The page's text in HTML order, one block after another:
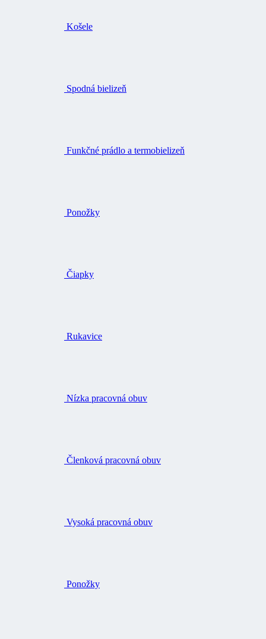
Košele
Spodná bielizeň
Funkčné prádlo a termobielizeň
Ponožky
Čiapky
Rukavice
Nízka pracovná obuv
Členková pracovná obuv
Vysoká pracovná obuv
Ponožky